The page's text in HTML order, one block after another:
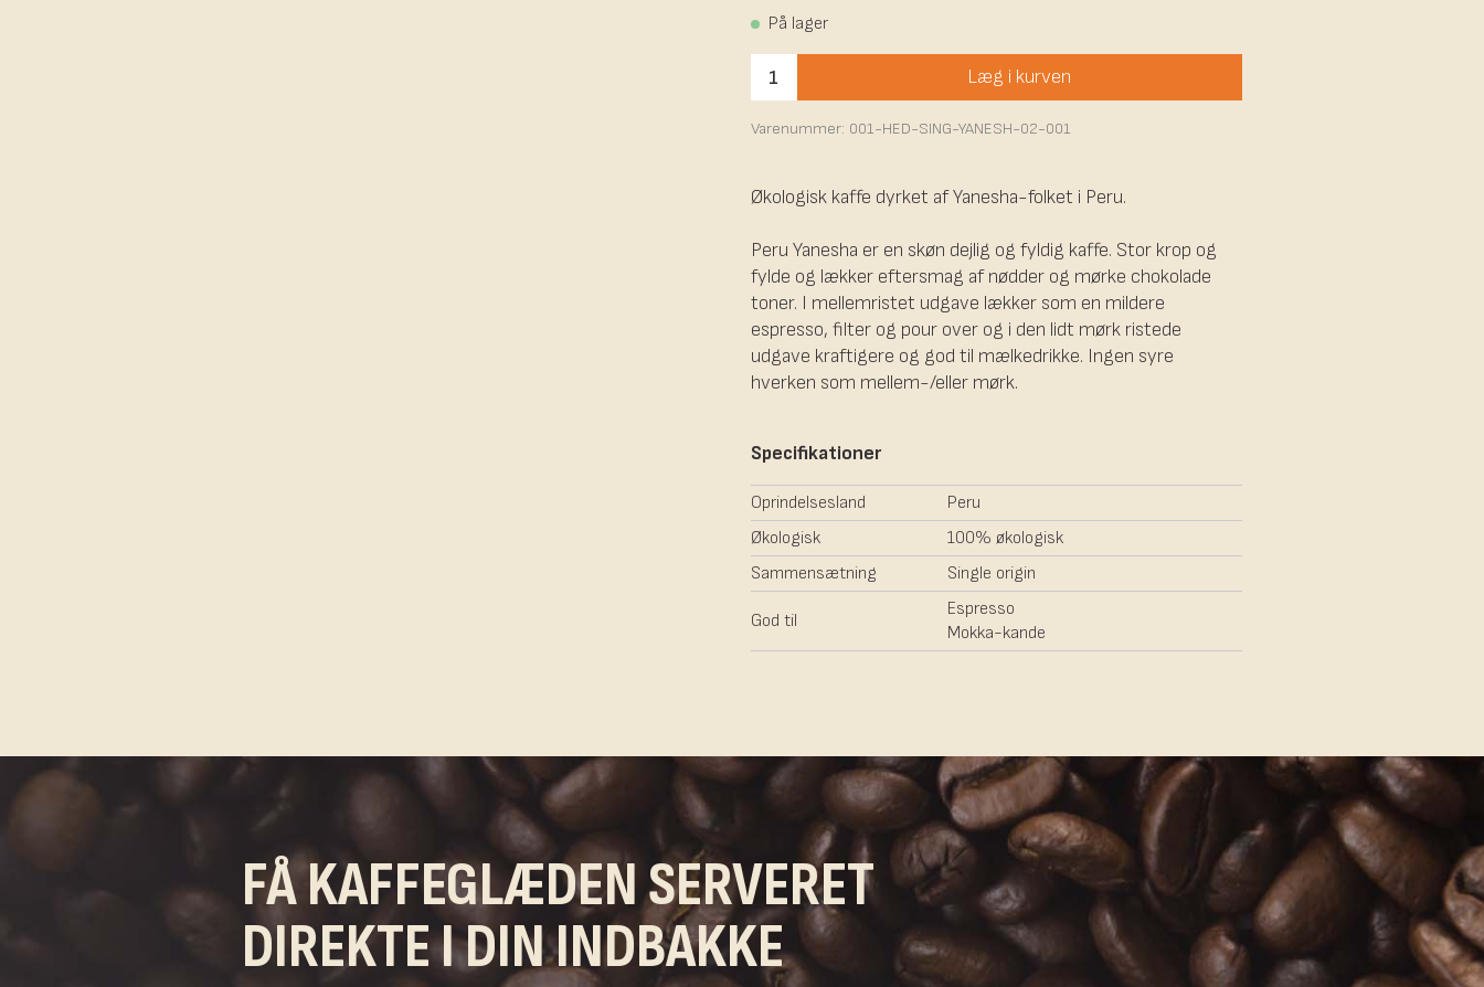
På lager
Læg i kurven
Varenummer: 001-HED-SING-YANESH-02-001
Økologisk kaffe dyrket af Yanesha-folket i Peru.
Peru Yanesha er en skøn dejlig og fyldig kaffe. Stor krop og
fylde og lækker eftersmag af nødder og mørke chokolade
toner. I mellemristet udgave lækker som en mildere
espresso, filter og pour over og i den lidt mørk ristede
udgave kraftigere og god til mælkedrikke. Ingen syre
hverken som mellem-/eller mørk.
Specifikationer
Oprindelsesland
Peru
Økologisk
100% økologisk
Sammensætning
Single origin
God til
Espresso
Mokka-kande
FÅ KAFFEGLÆDEN SERVERET
DIREKTE I DIN INDBAKKE